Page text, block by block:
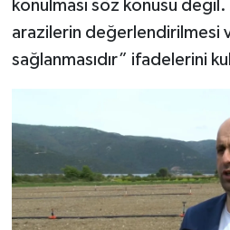
konulması söz konusu
arazilerin değerlendirilmesi
sağlanmasıdır” ifadelerini